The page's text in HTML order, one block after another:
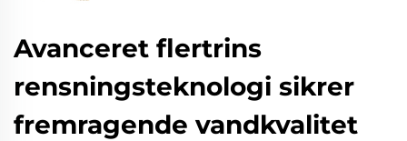
Avanceret flertrins
rensningsteknologi sikrer
fremragende vandkvalitet